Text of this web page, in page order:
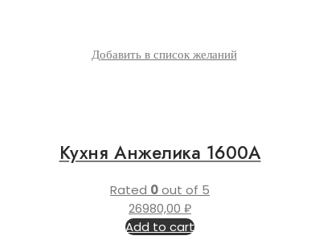
Добавить в список желаний
Кухня Анжелика 1600А
Rated 0out of 5
26980,00 ₽
Add to cart